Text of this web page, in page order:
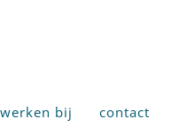
werken bij contact